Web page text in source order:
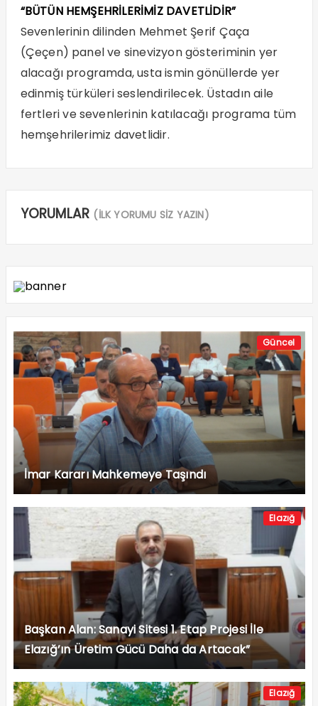
“BÜTÜN HEMŞEHRİLERİMİZ DAVETLİDİR”
Sevenlerinin dilinden Mehmet Şerif Çaça
(Çeçen) panel ve sinevizyon gösteriminin yer
alacağı programda, usta ismin gönüllerde yer
edinmiş türküleri seslendirilecek. Üstadın aile
fertleri ve sevenlerinin katılacağı programa tüm
hemşehrilerimiz davetlidir.
YORUMLAR (İLK YORUMU SİZ YAZIN)
Güncel
İmar Kararı Mahkemeye Taşındı
Elazığ
Başkan Alan: Sanayi Sitesi 1. Etap Projesi İle
Elazığ’ın Üretim Gücü Daha da Artacak”
Elazığ